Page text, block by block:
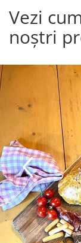
,bine
mulțumesc!
Vezi
noștri